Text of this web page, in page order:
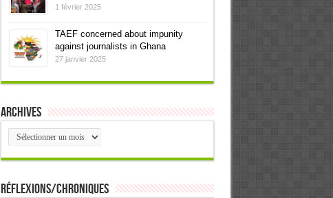
1 février 2025
TAEF concerned about impunity
against journalists in Ghana
27 janvier 2025
Archives
Archives
Réflexions/Chroniques